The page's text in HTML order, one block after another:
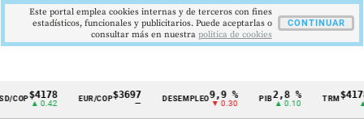
Cintillo
$4178
▲ 0.42
EUR/COP$3697 DESEMPLEO 9,9 %
▼ 0.30
PIB2,8 %
▲ 0.10
TRM
▲
Este portal emplea cookies internas y de terceros con fines
estadísticos, funcionales y publicitarios. Puede aceptarlas o
consultar más en nuestra politica de cookies
CONTINUAR